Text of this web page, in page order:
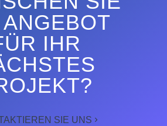
IHR
SIE UNS